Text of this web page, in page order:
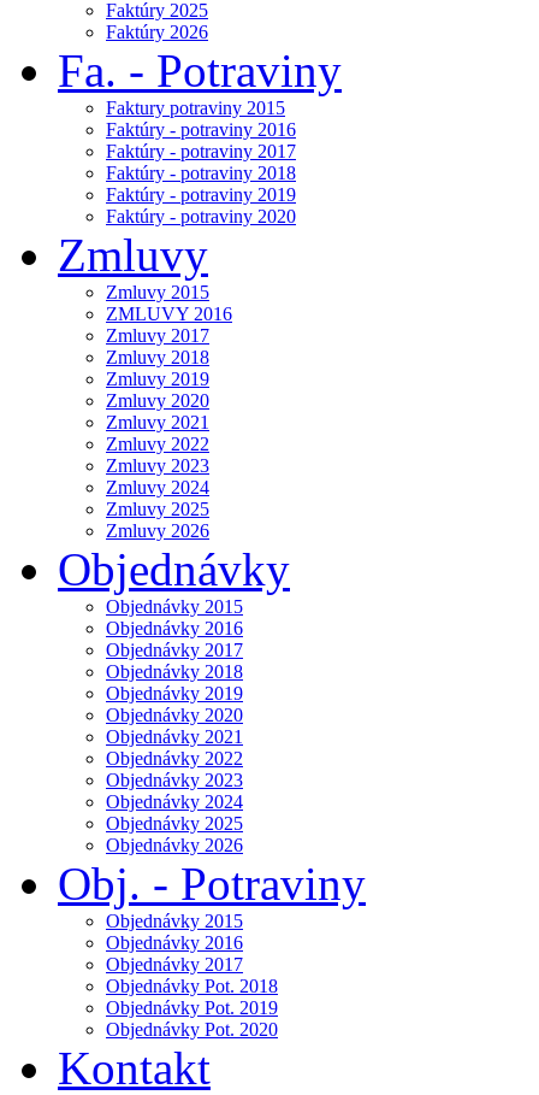
Faktúry 2025
Faktúry 2026
Fa. - Potraviny
Faktury potraviny 2015
Faktúry - potraviny 2016
Faktúry - potraviny 2017
Faktúry - potraviny 2018
Faktúry - potraviny 2019
Faktúry - potraviny 2020
Zmluvy
Zmluvy 2015
ZMLUVY 2016
Zmluvy 2017
Zmluvy 2018
Zmluvy 2019
Zmluvy 2020
Zmluvy 2021
Zmluvy 2022
Zmluvy 2023
Zmluvy 2024
Zmluvy 2025
Zmluvy 2026
Objednávky
Objednávky 2015
Objednávky 2016
Objednávky 2017
Objednávky 2018
Objednávky 2019
Objednávky 2020
Objednávky 2021
Objednávky 2022
Objednávky 2023
Objednávky 2024
Objednávky 2025
Objednávky 2026
Obj. - Potraviny
Objednávky 2015
Objednávky 2016
Objednávky 2017
Objednávky Pot. 2018
Objednávky Pot. 2019
Objednávky Pot. 2020
Kontakt